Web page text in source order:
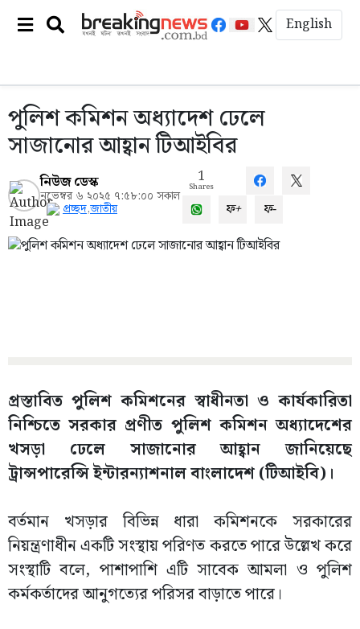
English
পুলিশ কমিশন অধ্যাদেশ ঢেলে
সাজানোর আহ্বান টিআইবির
নিউজ ডেস্ক
নভেম্বর ৬ ২০২৫ ৭:৫৮:০০ সকাল
প্রচ্ছদ,জাতীয়
1
Shares
ফ+ ফ-
প্রস্তাবিত পুলিশ কমিশনের স্বাধীনতা ও কার্যকারিতা
নিশ্চিতে সরকার প্রণীত পুলিশ কমিশন অধ্যাদেশের
খসড়া ঢেলে সাজানোর আহ্বান জানিয়েছে
ট্রান্সপারেন্সি ইন্টারন্যাশনাল বাংলাদেশ (টিআইবি)।
বর্তমান খসড়ার বিভিন্ন ধারা কমিশনকে সরকারের
নিয়ন্ত্রণাধীন একটি সংস্থায় পরিণত করতে পারে উল্লেখ করে
সংস্থাটি বলে, পাশাপাশি এটি সাবেক আমলা ও পুলিশ
কর্মকর্তাদের আনুগত্যের পরিসর বাড়াতে পারে।